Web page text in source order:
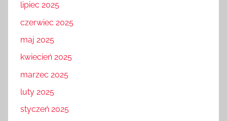
lipiec 2025
czerwiec 2025
maj 2025
kwiecień 2025
marzec 2025
luty 2025
styczeń 2025